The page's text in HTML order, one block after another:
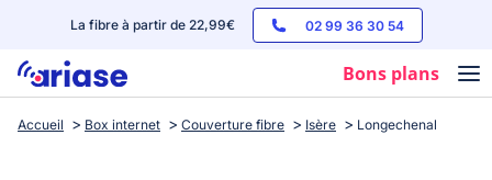
La fibre à partir de 22,99€ 02 99 36 30 54
Bons plans
Box internet
Accueil Box internet Couverture fibre Isère Longechenal